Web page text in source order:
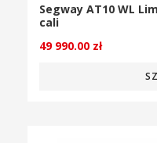
Segway AT10 WL
cali
49 990.00 zł